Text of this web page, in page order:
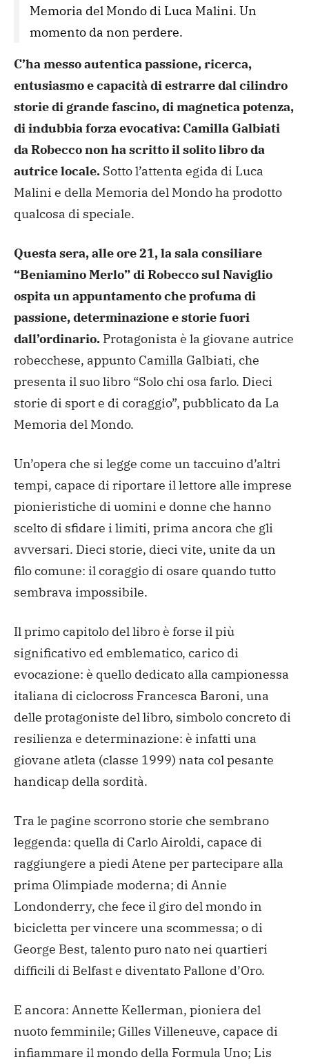
Memoria del Mondo di Luca Malini. Un
momento da non perdere.
C’ha messo autentica passione, ricerca,
entusiasmo e capacità di estrarre dal cilindro
storie di grande fascino, di magnetica potenza,
di indubbia forza evocativa: Camilla Galbiati
da Robecco non ha scritto il solito libro da
autrice locale. Sotto l’attenta egida di Luca
Malini e della Memoria del Mondo ha prodotto
qualcosa di speciale.
Questa sera, alle ore 21, la sala consiliare
“Beniamino Merlo” di Robecco sul Naviglio
ospita un appuntamento che profuma di
passione, determinazione e storie fuori
dall’ordinario. Protagonista è la giovane autrice
robecchese, appunto Camilla Galbiati, che
presenta il suo libro “Solo chi osa farlo. Dieci
storie di sport e di coraggio”, pubblicato da La
Memoria del Mondo.
Un’opera che si legge come un taccuino d’altri
tempi, capace di riportare il lettore alle imprese
pionieristiche di uomini e donne che hanno
scelto di sfidare i limiti, prima ancora che gli
avversari. Dieci storie, dieci vite, unite da un
filo comune: il coraggio di osare quando tutto
sembrava impossibile.
Il primo capitolo del libro è forse il più
significativo ed emblematico, carico di
evocazione: è quello dedicato alla campionessa
italiana di ciclocross Francesca Baroni, una
delle protagoniste del libro, simbolo concreto di
resilienza e determinazione: è infatti una
giovane atleta (classe 1999) nata col pesante
handicap della sordità.
Tra le pagine scorrono storie che sembrano
leggenda: quella di Carlo Airoldi, capace di
raggiungere a piedi Atene per partecipare alla
prima Olimpiade moderna; di Annie
Londonderry, che fece il giro del mondo in
bicicletta per vincere una scommessa; o di
George Best, talento puro nato nei quartieri
difficili di Belfast e diventato Pallone d’Oro.
E ancora: Annette Kellerman, pioniera del
nuoto femminile; Gilles Villeneuve, capace di
infiammare il mondo della Formula Uno; Lis